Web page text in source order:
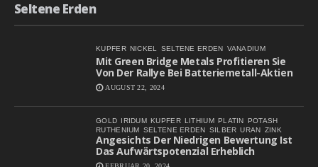
Seltene Erden
KUPFER NICKEL SELTENE ERDEN VANADIUM
Mit Green Bridge Metals Profitieren Sie
Von Der Rallye Bei Batteriemetall-Aktien
AUGUST 22, 2024
GOLD IRIDUM KUPFER LITHIUM PLATIN POTASH
RUTHENIUM SELTENE ERDEN SILBER URAN ZINK
Angesichts Der Niedrigen Bewertung Ist
Das Aufwärtspotenzial Erheblich